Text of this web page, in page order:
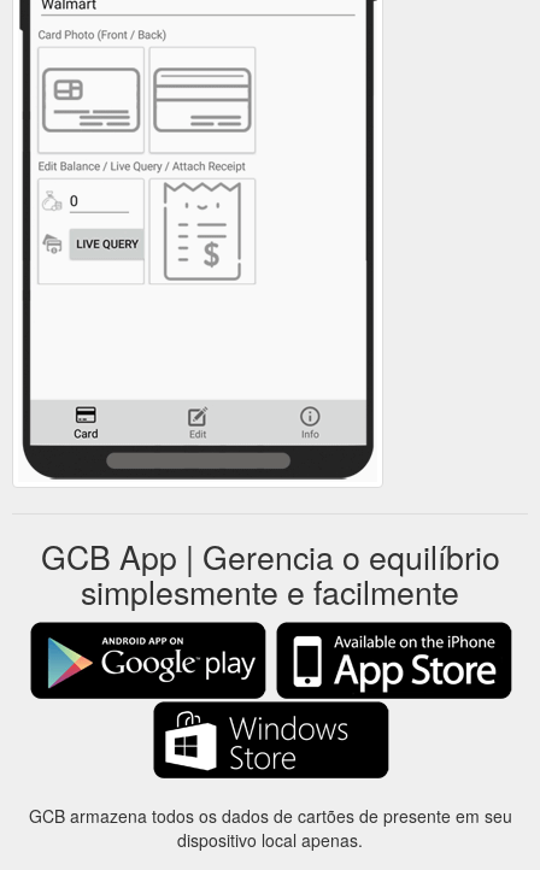
GCB App | Gerencia o equilíbrio
simplesmente e facilmente
GCB armazena todos os dados de cartões de presente em seu
dispositivo local apenas.